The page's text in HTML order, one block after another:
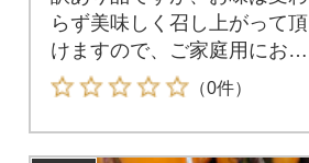
らず美味しく召し上がって頂
けますので、ご家庭用におす
すめのお品です。
（0件）